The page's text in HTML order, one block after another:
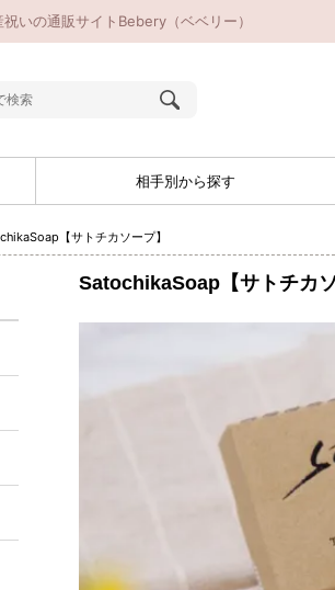
いの通販サイトBebery（ベベリー）
相手別から探す
【サトチカソープ】
SatochikaSoap【サトチカソ